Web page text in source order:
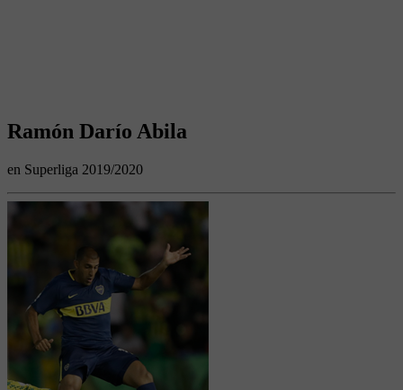
Ramón Darío Abila
en Superliga 2019/2020